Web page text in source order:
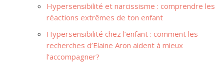
Hypersensibilité et narcissisme : comprendre les
réactions extrêmes de ton enfant
Hypersensibilité chez l’enfant : comment les
recherches d’Elaine Aron aident à mieux
l’accompagner?